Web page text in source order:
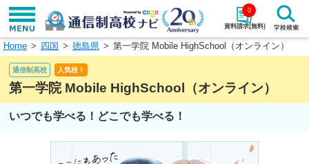
資料請求(無料)
0
学校名で探す
検索
エリアから探す
エリアを選択して探す
Home 四国 徳島県 第一学院 Mobile HighSchool（オンライン）
通信制高校 人気校！
第一学院 Mobile HighSchool（オンライン）
いつでも学べる！どこでも学べる！